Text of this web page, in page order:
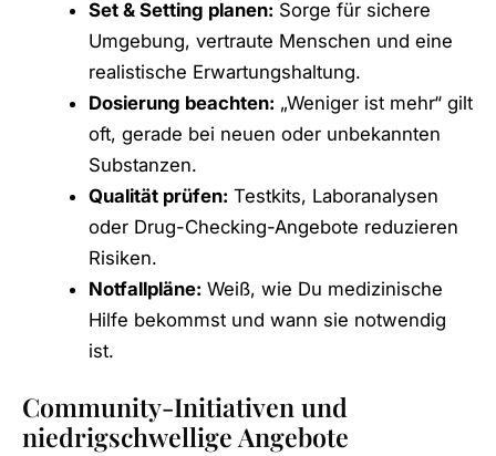
Set & Setting planen: Sorge für sichere
Umgebung, vertraute Menschen und eine
realistische Erwartungshaltung.
Dosierung beachten: „Weniger ist mehr“ gilt
oft, gerade bei neuen oder unbekannten
Substanzen.
Qualität prüfen: Testkits, Laboranalysen
oder Drug-Checking-Angebote reduzieren
Risiken.
Notfallpläne: Weiß, wie Du medizinische
Hilfe bekommst und wann sie notwendig
ist.
Community-Initiativen und
niedrigschwellige Angebote